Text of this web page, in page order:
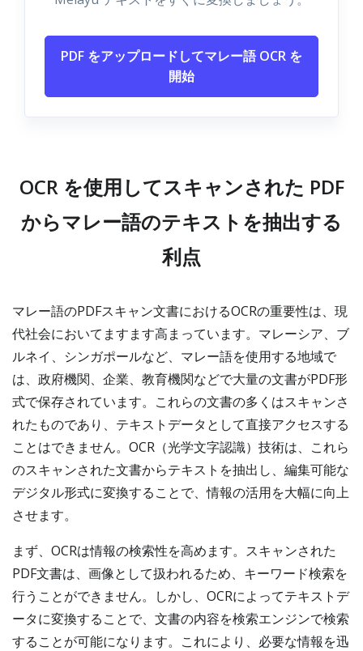
PDF をアップロードしてマレー語 OCR を
開始
OCR を使用してスキャンされた PDF
からマレー語のテキストを抽出する
利点
マレー語のPDFスキャン文書におけるOCRの重要性は、現
代社会においてますます高まっています。マレーシア、ブ
ルネイ、シンガポールなど、マレー語を使用する地域で
は、政府機関、企業、教育機関などで大量の文書がPDF形
式で保存されています。これらの文書の多くはスキャンさ
れたものであり、テキストデータとして直接アクセスする
ことはできません。OCR（光学文字認識）技術は、これら
のスキャンされた文書からテキストを抽出し、編集可能な
デジタル形式に変換することで、情報の活用を大幅に向上
させます。
まず、OCRは情報の検索性を高めます。スキャンされた
PDF文書は、画像として扱われるため、キーワード検索を
行うことができません。しかし、OCRによってテキストデ
ータに変換することで、文書の内容を検索エンジンで検索
することが可能になります。これにより、必要な情報を迅